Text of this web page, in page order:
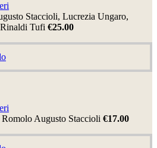
Staccioli, Lucrezia Ungaro,
Tufi €25.00
Augusto Staccioli €17.00